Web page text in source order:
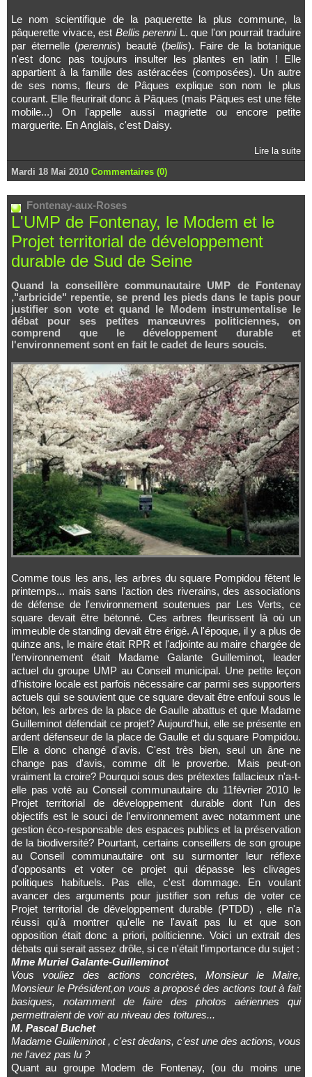
Le nom scientifique de la paquerette la plus commune, la
pâquerette vivace, est Bellis perenni L. que l'on pourrait traduire
par éternelle (perennis) beauté (bellis). Faire de la botanique
n'est donc pas toujours insulter les plantes en latin ! Elle
appartient à la famille des astéracées (composées). Un autre
de ses noms, fleurs de Pâques explique son nom le plus
courant. Elle fleurirait donc à Pâques (mais Pâques est une fête
mobile...) On l'appelle aussi magriette ou encore petite
marguerite. En Anglais, c'est Daisy.
Lire la suite
Mardi 18 Mai 2010 Commentaires (0)
Fontenay-aux-Roses
L'UMP de Fontenay, le Modem et le
Projet territorial de développement
durable de Sud de Seine
Quand la conseillère communautaire UMP de Fontenay
,"arbricide" repentie, se prend les pieds dans le tapis pour
justifier son vote et quand le Modem instrumentalise le
débat pour ses petites manœuvres politiciennes, on
comprend que le développement durable et
l'environnement sont en fait le cadet de leurs soucis.
Comme tous les ans, les arbres du square Pompidou fêtent le
printemps... mais sans l'action des riverains, des associations
de défense de l'environnement soutenues par Les Verts, ce
square devait être bétonné. Ces arbres fleurissent là où un
immeuble de standing devait être érigé. A l'époque, il y a plus de
quinze ans, le maire était RPR et l'adjointe au maire chargée de
l'environnement était Madame Galante Guilleminot, leader
actuel du groupe UMP au Conseil municipal. Une petite leçon
d'histoire locale est parfois nécessaire car parmi ses supporters
actuels qui se souvient que ce square devait être enfoui sous le
béton, les arbres de la place de Gaulle abattus et que Madame
Guilleminot défendait ce projet? Aujourd'hui, elle se présente en
ardent défenseur de la place de Gaulle et du square Pompidou.
Elle a donc changé d'avis. C'est très bien, seul un âne ne
change pas d'avis, comme dit le proverbe. Mais peut-on
vraiment la croire? Pourquoi sous des prétextes fallacieux n'a-t-
elle pas voté au Conseil communautaire du 11février 2010 le
Projet territorial de développement durable dont l'un des
objectifs est le souci de l'environnement avec notamment une
gestion éco-responsable des espaces publics et la préservation
de la biodiversité? Pourtant, certains conseillers de son groupe
au Conseil communautaire ont su surmonter leur réflexe
d'opposants et voter ce projet qui dépasse les clivages
politiques habituels. Pas elle, c'est dommage. En voulant
avancer des arguments pour justifier son refus de voter ce
Projet territorial de développement durable (PTDD) , elle n'a
réussi qu'à montrer qu'elle ne l'avait pas lu et que son
opposition était donc a priori, politicienne. Voici un extrait des
débats qui serait assez drôle, si ce n'était l'importance du sujet :
Mme Muriel Galante-Guilleminot
Vous vouliez des actions concrètes, Monsieur le Maire,
Monsieur le Président,on vous a proposé des actions tout à fait
basiques, notamment de faire des photos aériennes qui
permettraient de voir au niveau des toitures...
M. Pascal Buchet
Madame Guilleminot , c'est dedans, c'est une des actions, vous
ne l'avez pas lu ?
Quant au groupe Modem de Fontenay, (ou du moins une